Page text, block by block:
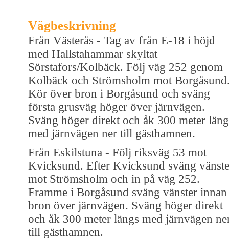
Vägbeskrivning
Från Västerås - Tag av från E-18 i höjd
med Hallstahammar skyltat
Sörstafors/Kolbäck. Följ väg 252 genom
Kolbäck och Strömsholm mot
Kör över bron i Borgåsund och sväng
första grusväg höger över järnvägen.
Sväng höger direkt och åk 300 meter
med järnvägen ner till gästhamnen.
Från Eskilstuna - Följ riksväg 53 mot
Kvicksund. Efter Kvicksund sväng
mot Strömsholm och in på väg 252.
Framme i Borgåsund sväng vänster innan
bron över järnvägen. Sväng höger direkt
och åk 300 meter längs med järnvägen
till gästhamnen.